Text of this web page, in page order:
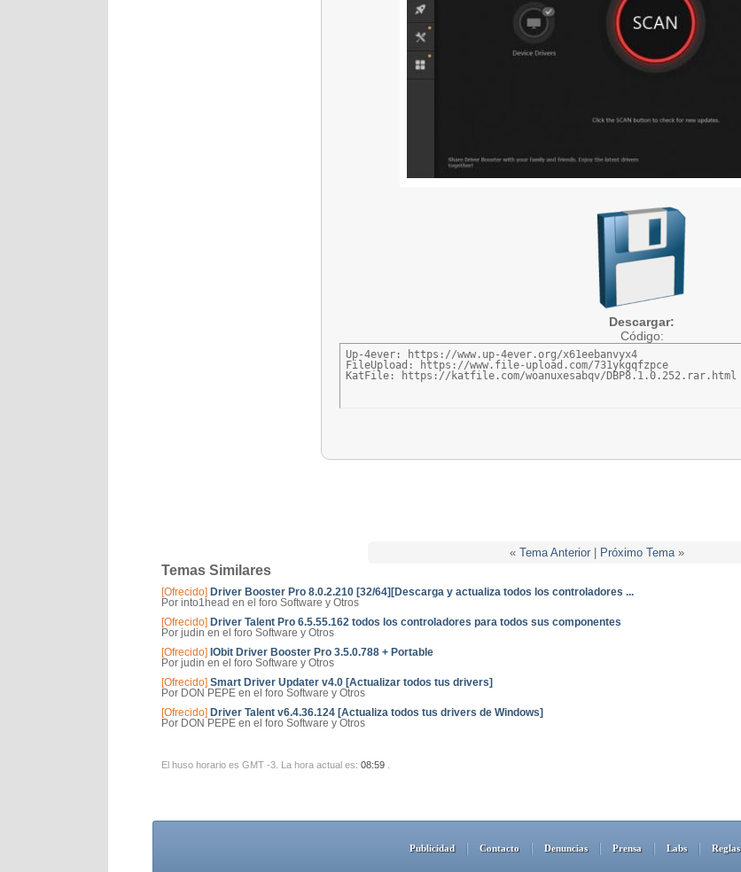
Descargar:
Código:
Up-4ever: https://www.up-4ever.org/x61eebanvyx4
FileUpload: https://www.file-upload.com/731ykgqfzpce
KatFile: https://katfile.com/woanuxesabqv/DBP8.1.0.252.rar.html
« Tema Anterior| Próximo Tema »
Temas Similares
[Ofrecido] Driver Booster Pro 8.0.2.210 [32/64][Descarga y actualiza todos los controladores ...
Por into1head en el foro Software y Otros
[Ofrecido] Driver Talent Pro 6.5.55.162 todos los controladores para todos sus componentes
Por judin en el foro Software y Otros
[Ofrecido] IObit Driver Booster Pro 3.5.0.788 + Portable
Por judin en el foro Software y Otros
[Ofrecido] Smart Driver Updater v4.0 [Actualizar todos tus drivers]
Por DON PEPE en el foro Software y Otros
[Ofrecido] Driver Talent v6.4.36.124 [Actualiza todos tus drivers de Windows]
Por DON PEPE en el foro Software y Otros
El huso horario es GMT -3. La hora actual es: 08:59
Publicidad Contacto Denuncias Prensa Labs Reglas